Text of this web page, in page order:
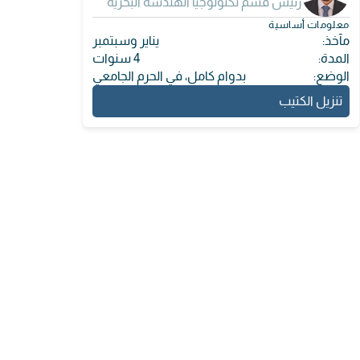
معلومات أساسية
مآخذ:
يناير وسبتمبر
المدة:
4 سنوات
الوضع:
بدوام كامل، في الحرم الجامعي
تنزيل الكتيب